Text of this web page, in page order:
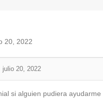
20, 2022
julio 20, 2022
si alguien pudiera